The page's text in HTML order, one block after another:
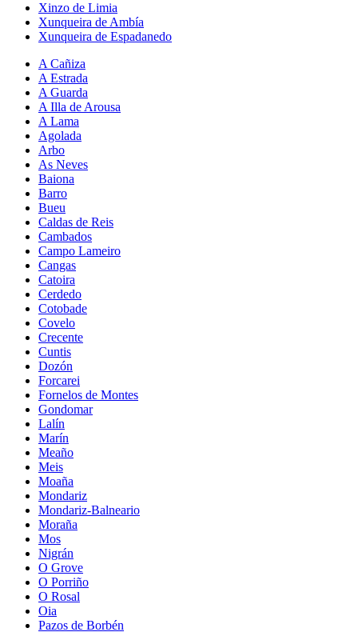
Xinzo de Limia
Xunqueira de Ambía
Xunqueira de Espadanedo
A Cañiza
A Estrada
A Guarda
A Illa de Arousa
A Lama
Agolada
Arbo
As Neves
Baiona
Barro
Bueu
Caldas de Reis
Cambados
Campo Lameiro
Cangas
Catoira
Cerdedo
Cotobade
Covelo
Crecente
Cuntis
Dozón
Forcarei
Fornelos de Montes
Gondomar
Lalín
Marín
Meaño
Meis
Moaña
Mondariz
Mondariz-Balneario
Moraña
Mos
Nigrán
O Grove
O Porriño
O Rosal
Oia
Pazos de Borbén